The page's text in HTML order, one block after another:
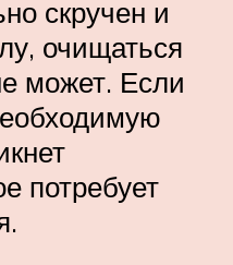
скручен и
очищаться
может. Если
потребует